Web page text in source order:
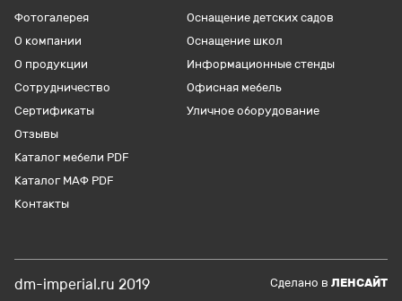
Фотогалерея
О компании
О продукции
Сотрудничество
Сертификаты
Отзывы
Каталог мебели PDF
Каталог МАФ PDF
Контакты
Оснащение детских садов
Оснащение школ
Информационные стенды
Офисная мебель
Уличное оборудование
dm-imperial.ru 2019 Cделано в ЛЕНСАЙТ